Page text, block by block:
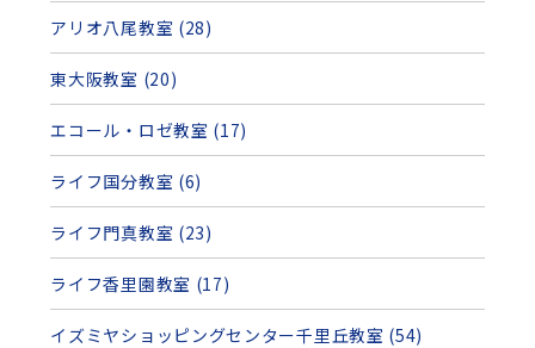
アリオ八尾教室 (28)
東大阪教室 (20)
エコール・ロゼ教室 (17)
ライフ国分教室 (6)
ライフ門真教室 (23)
ライフ香里園教室 (17)
イズミヤショッピングセンター千里丘教室 (54)